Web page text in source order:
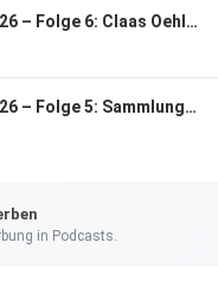
IFAT-Spezial 2026 – Folge 6: Claas Oehlmann, Matthias Harms und Andreas Bruckschen zur BDI-Studie und BDE-Zukunft
IFAT-Spezial 2026 – Folge 5: Sammlung und Verwertung von Textilien – Neue Ideen mit Crcl und Turns
in Podcasts.